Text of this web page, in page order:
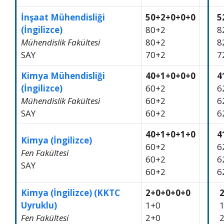
İnşaat Mühendisliği
(İngilizce)
Mühendislik Fakültesi
SAY
50+2+0+0+0
80+2
80+2
70+2
Kimya Mühendisliği
(İngilizce)
Mühendislik Fakültesi
SAY
40+1+0+0+0
60+2
60+2
60+2
Kimya (İngilizce)
Fen Fakültesi
SAY
40+1+0+1+0
60+2
60+2
60+2
Kimya (İngilizce) (KKTC
Uyruklu)
Fen Fakültesi
2+0+0+0+0
1+0
2+0
2
1
2